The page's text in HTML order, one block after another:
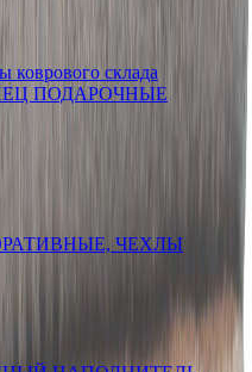
коврового склада
ПОДАРОЧНЫЕ
ЧЕХЛЫ